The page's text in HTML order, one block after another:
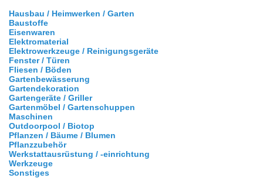
Hausbau / Heimwerken / Garten
Baustoffe
Eisenwaren
Elektromaterial
Elektrowerkzeuge / Reinigungsgeräte
Fenster / Türen
Fliesen / Böden
Gartenbewässerung
Gartendekoration
Gartengeräte / Griller
Gartenmöbel / Gartenschuppen
Maschinen
Outdoorpool / Biotop
Pflanzen / Bäume / Blumen
Pflanzzubehör
Werkstattausrüstung / -einrichtung
Werkzeuge
Sonstiges